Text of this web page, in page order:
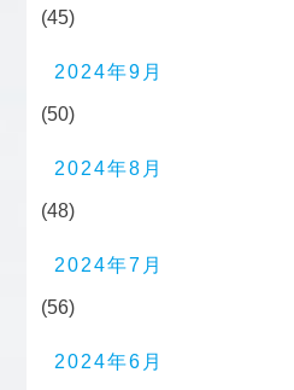
(45)
2024年9月
(50)
2024年8月
(48)
2024年7月
(56)
2024年6月